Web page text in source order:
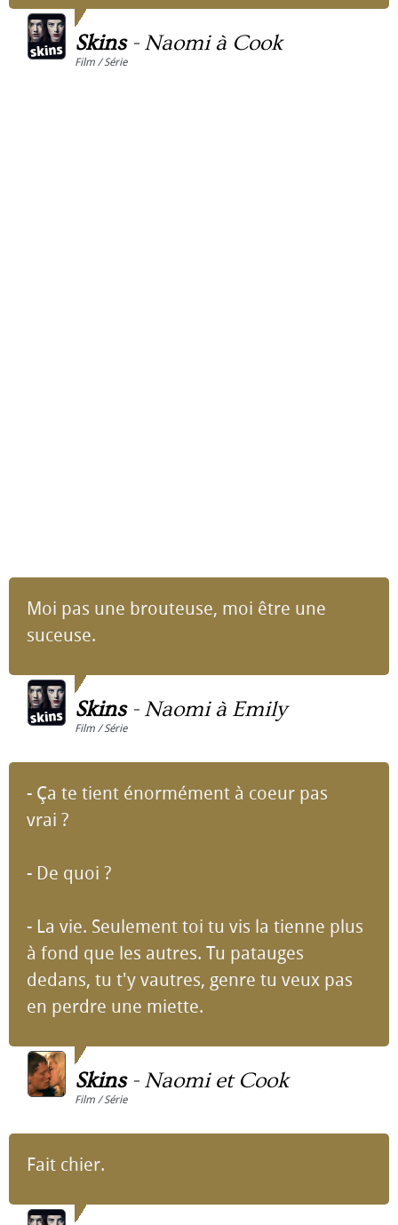
Skins- Naomi à Cook
Film / Série
Moi pas une brouteuse, moi être une
suceuse.
Skins- Naomi à Emily
Film / Série
- Ça te tient énormément à coeur pas
vrai ?
- De quoi ?
- La vie. Seulement toi tu vis la tienne plus
à fond que les autres. Tu patauges
dedans, tu t'y vautres, genre tu veux pas
en perdre une miette.
Skins- Naomi et Cook
Film / Série
Fait chier.